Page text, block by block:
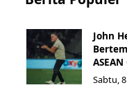
John
Sabtu,